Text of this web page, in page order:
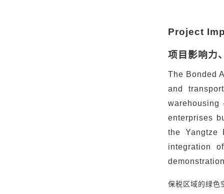
Project
项目影响力
The Bonded
and
warehousing
enterprises
the Yangtze
integration
保税区域的绿色